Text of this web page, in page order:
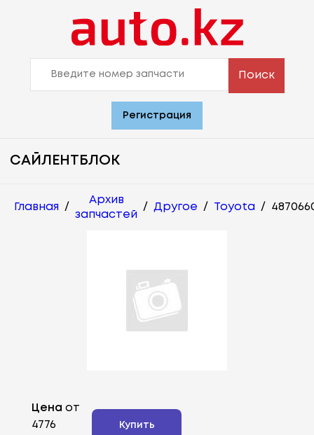
Поиск
Регистрация
САЙЛЕНТБЛОК
Главная /
Архив
запчастей
/ Другое / Toyota /
Цена от
4776
Купить